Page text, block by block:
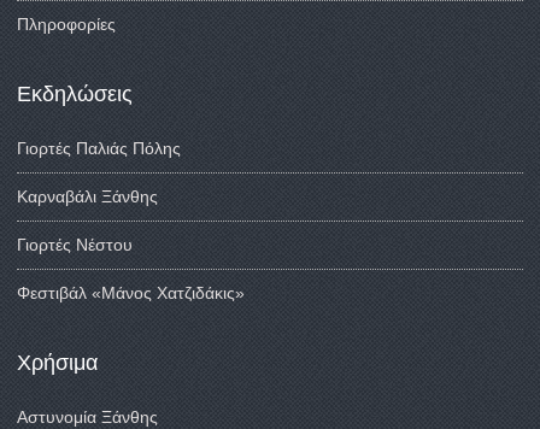
Πληροφορίες
Εκδηλώσεις
Γιορτές Παλιάς Πόλης
Καρναβάλι Ξάνθης
Γιορτές Νέστου
Φεστιβάλ «Μάνος Χατζιδάκις»
Χρήσιμα
Αστυνομία Ξάνθης